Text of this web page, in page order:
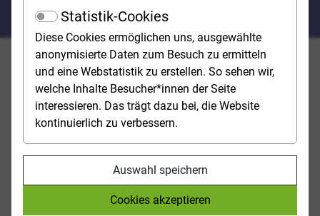
Statistik-Cookies
Diese Cookies ermöglichen uns, ausgewählte
anonymisierte Daten zum Besuch zu ermitteln
und eine Webstatistik zu erstellen. So sehen wir,
welche Inhalte Besucher*innen der Seite
interessieren. Das trägt dazu bei, die Website
kontinuierlich zu verbessern.
Auswahl speichern
Cookies akzeptieren
Was kann ich wo studieren?
In diesem Kapitel kannst du dir einen Überblick über
verschiedenen Abschnitte. Für eine gute Entscheidung
Über 400 Universitäten, (Fach-)Hochschulen und
Berufsakademien in Deutschland bieten derzeit
22.200 Studiengängean, darunter etwa 10.000